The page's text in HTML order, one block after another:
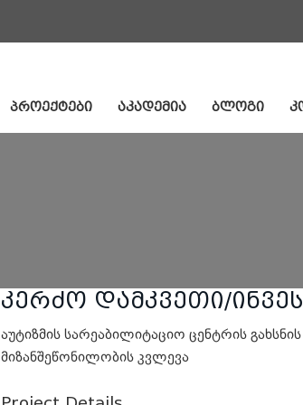
ᲞᲠᲝᲔᲥᲢᲔᲑᲘ ᲐᲙᲐᲓᲔᲛᲘᲐ ᲑᲚᲝᲒᲘ
კერძო დამკვეთი/
აუტიზმის სარეაბილიტაციო ცენტრის გახსნის
მიზანშეწონილობის კვლევა